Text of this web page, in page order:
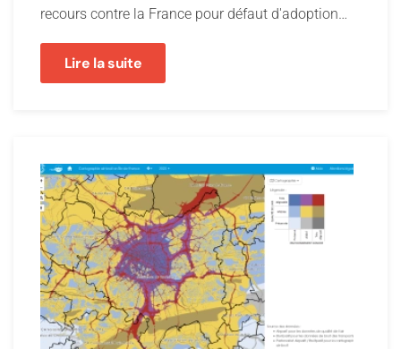
recours contre la France pour défaut d'adoption…
Lire la suite